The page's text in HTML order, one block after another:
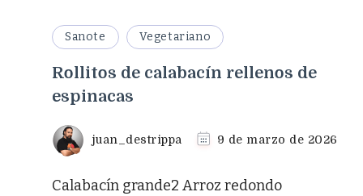
Sanote Vegetariano
Rollitos de calabacín rellenos de
espinacas
juan_destrippa 9 de marzo de 2026
Calabacín grande2 Arroz redondo